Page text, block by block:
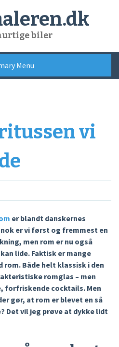
biler
Menu
vi
er blandt danskernes
er vi først og fremmest en
men rom er nu også
lide. Faktisk er mange
rom. Både helt klassisk i den
romglas – men
forfriskende cocktails. Men
gør, at rom er blevet en så
Det vil jeg prøve at dykke lidt